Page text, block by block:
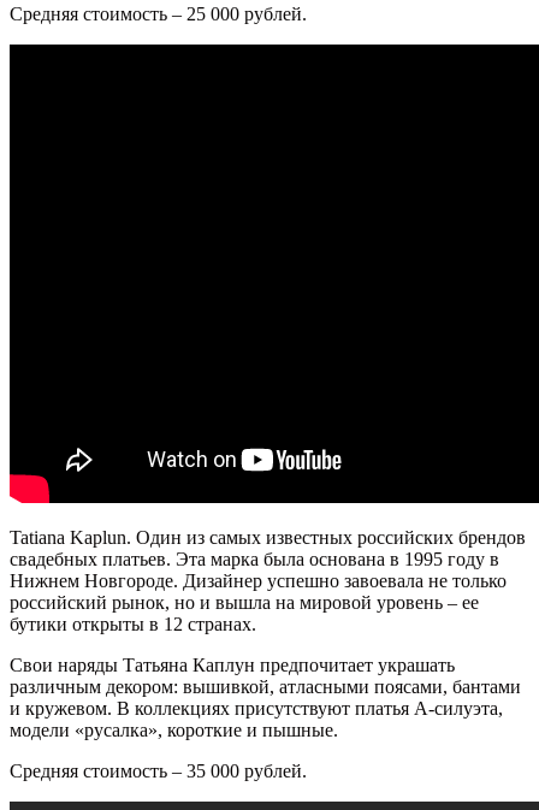
Средняя стоимость – 25 000 рублей.
Tatiana Kaplun. Один из самых известных российских брендов
свадебных платьев. Эта марка была основана в 1995 году в
Нижнем Новгороде. Дизайнер успешно завоевала не только
российский рынок, но и вышла на мировой уровень – ее
бутики открыты в 12 странах.
Свои наряды Татьяна Каплун предпочитает украшать
различным декором: вышивкой, атласными поясами, бантами
и кружевом. В коллекциях присутствуют платья А-силуэта,
модели «русалка», короткие и пышные.
Средняя стоимость – 35 000 рублей.